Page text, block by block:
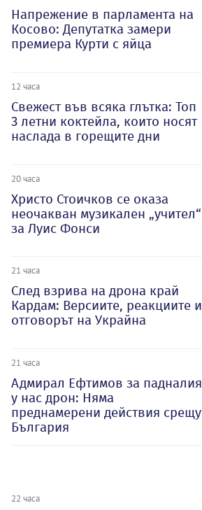
Напрежение в парламента на
Косово: Депутатка замери
премиера Курти с яйца
12 часа
Свежест във всяка глътка: Топ
3 летни коктейла, които носят
наслада в горещите дни
20 часа
Христо Стоичков се оказа
неочакван музикален „учител“
за Луис Фонси
21 часа
След взрива на дрона край
Кардам: Версиите, реакциите и
отговорът на Украйна
21 часа
Адмирал Ефтимов за падналия
у нас дрон: Няма
преднамерени действия срещу
България
22 часа